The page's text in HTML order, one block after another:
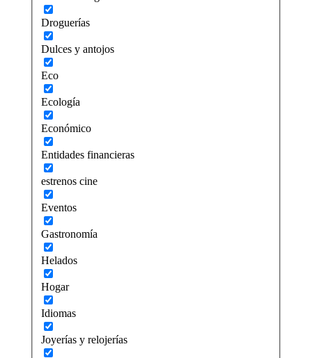
Droguerías
Dulces y antojos
Eco
Ecología
Económico
Entidades financieras
estrenos cine
Eventos
Gastronomía
Helados
Hogar
Idiomas
Joyerías y relojerías